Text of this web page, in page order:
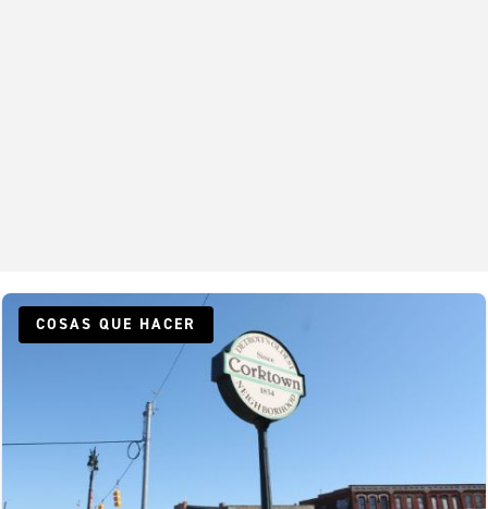
COSAS QUE HACER